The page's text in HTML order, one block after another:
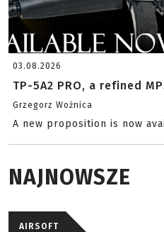
03.08.2026
TP-5A2 PRO, a refined
Grzegorz Woźnica
A new proposition is now
NAJNOWSZE
AIRSOFT